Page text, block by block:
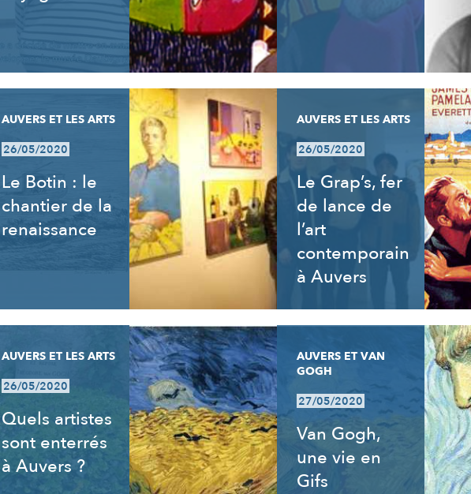
AUVERS ET LES ARTS
26/05/2020
Le Botin : le
chantier de la
renaissance
AUVERS ET LES ARTS
26/05/2020
Le Grap’s, fer
de lance de
l’art
contemporain
à Auvers
AUVERS ET LES ARTS
26/05/2020
Quels artistes
sont enterrés
à Auvers ?
AUVERS ET VAN
GOGH
27/05/2020
Van Gogh,
une vie en
Gifs